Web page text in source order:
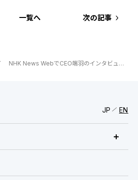
一覧へ 次の記事
NHK News WebでCEO端羽のインタビュー記事が掲載されました
JP EN